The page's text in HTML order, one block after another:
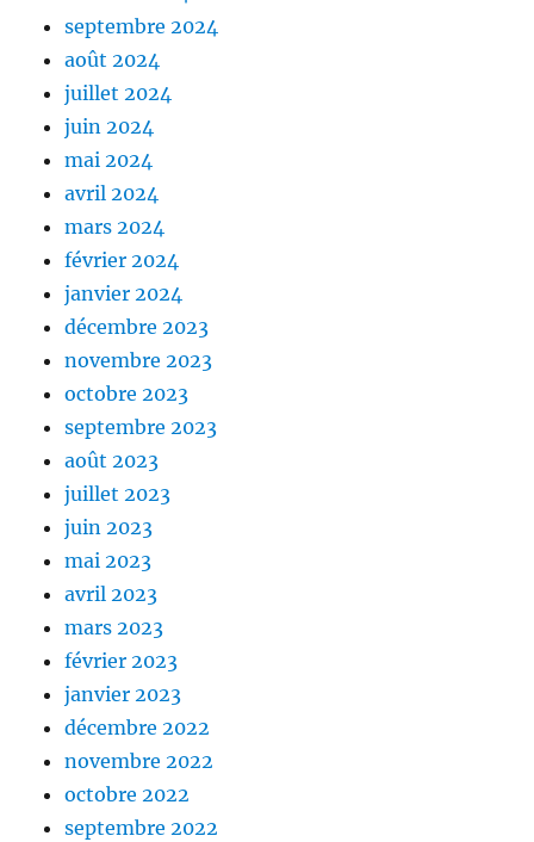
septembre 2024
août 2024
juillet 2024
juin 2024
mai 2024
avril 2024
mars 2024
février 2024
janvier 2024
décembre 2023
novembre 2023
octobre 2023
septembre 2023
août 2023
juillet 2023
juin 2023
mai 2023
avril 2023
mars 2023
février 2023
janvier 2023
décembre 2022
novembre 2022
octobre 2022
septembre 2022